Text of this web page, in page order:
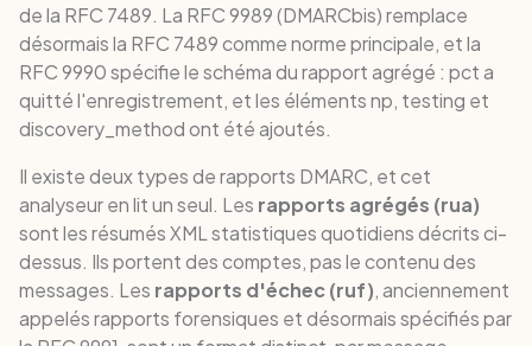
de la RFC 7489. La RFC 9989 (DMARCbis) remplace
désormais la RFC 7489 comme norme principale, et la
RFC 9990 spécifie le schéma du rapport agrégé : pct a
quitté l'enregistrement, et les éléments np, testing et
discovery_method ont été ajoutés.
Il existe deux types de rapports DMARC, et cet
analyseur en lit un seul. Les rapports agrégés (rua)
sont les résumés XML statistiques quotidiens décrits ci-
dessus. Ils portent des comptes, pas le contenu des
messages. Les rapports d'échec (ruf), anciennement
appelés rapports forensiques et désormais spécifiés par